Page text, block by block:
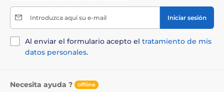
Introduzca aquí su e-mail Iniciar sesión
Al enviar el formulario acepto el tratamiento de mis
datos personales.
Necesita ayuda ? offline